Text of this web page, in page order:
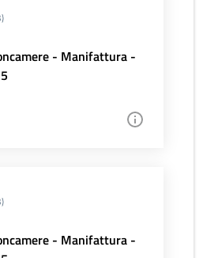
- Manifattura -
- Manifattura -